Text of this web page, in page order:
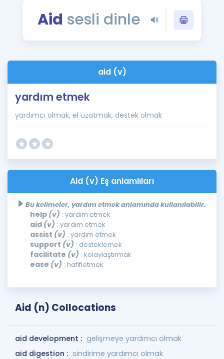
Blog
İngilizce Gramer
Aid sesli dinle
aid (v)
yardım etmek
yardımcı olmak, el uzatmak, destek olmak
Aid (v) Eş anlamlıları
Bu kelimeler, yardım etmek anlamında kullanılabilir.
help (v) : yardım etmek
aid (v) : yardım etmek
assist (v) : yardım etmek
support (v) : desteklemek
facilitate (v) : kolaylaştırmak
ease (v) : hafifletmek
Aid (n) Collocations
aid development : gelişmeye yardımcı olmak
aid digestion : sindirime yardımcı olmak